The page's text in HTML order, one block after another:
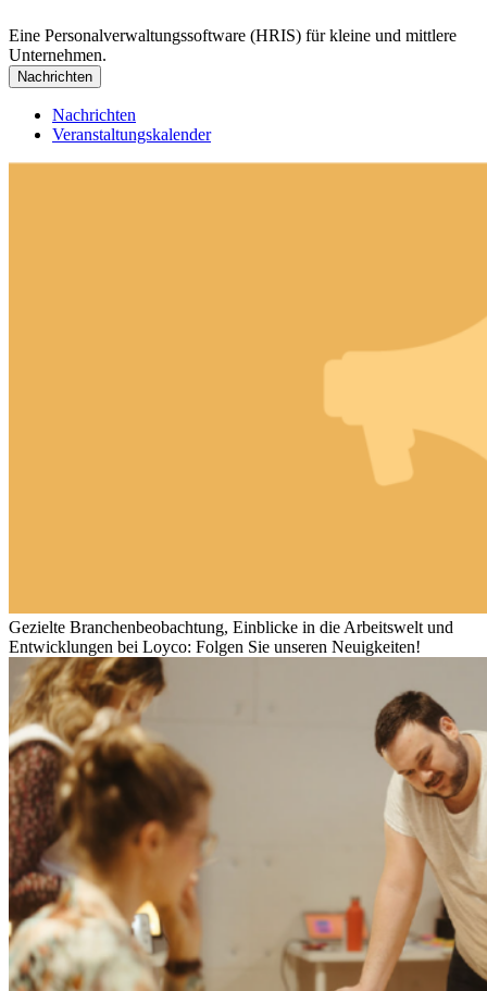
Eine Personalverwaltungssoftware (HRIS) für kleine und mittlere
Unternehmen.
Nachrichten
Nachrichten
Veranstaltungskalender
Gezielte Branchenbeobachtung, Einblicke in die Arbeitswelt und
Entwicklungen bei Loyco: Folgen Sie unseren Neuigkeiten!